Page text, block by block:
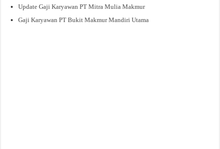
Update Gaji Karyawan PT Mitra Mulia Makmur
Gaji Karyawan PT Bukit Makmur Mandiri Utama